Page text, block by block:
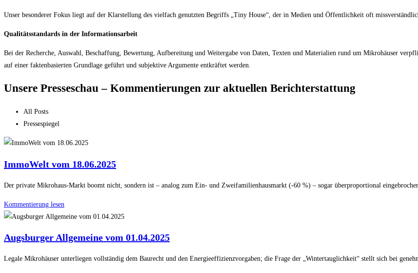
Unser besonderer Fokus liegt auf der Klarstellung des vielfach genutzten Begriffs „Tiny House“, der in Medien und Öffentlichkeit oft
Qualitätsstandards in der Informationsarbeit
Bei der Recherche, Auswahl, Beschaffung, Bewertung, Aufbereitung und Weitergabe von Daten, Texten und Materialien rund um Mikrohäuser
auf einer faktenbasierten Grundlage geführt und subjektive Argumente entkräftet werden.
Unsere Presseschau – Kommentierungen zur aktuellen Berichterstattung
All Posts
Pressespiegel
ImmoWelt vom 18.06.2025
Der private Mikrohaus-Markt boomt nicht, sondern ist – analog zum Ein- und Zweifamilienhausmarkt (-60 %) – sogar überproportional
Kommentierung lesen
Augsburger Allgemeine vom 01.04.2025
Legale Mikrohäuser unterliegen vollständig dem Baurecht und den Energieeffizienzvorgaben; die Frage der „Wintertauglichkeit“ stellt sich bei